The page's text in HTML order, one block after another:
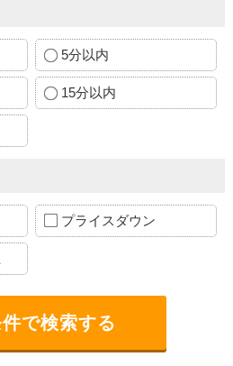
5分以内
15分以内
プライスダウン